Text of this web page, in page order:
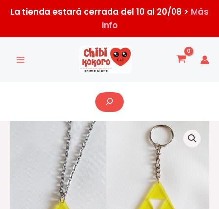
La tienda estará cerrada del 10 al 20/08 > Más
info